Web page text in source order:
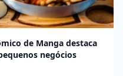
de Manga destaca
negócios